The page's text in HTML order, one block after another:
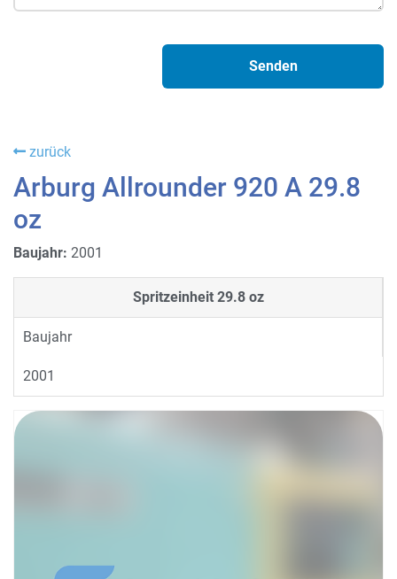
zurück
Arburg Allrounder 920 A 29.8
oz
Baujahr: 2001
Spritzeinheit 29.8 oz
Baujahr
2001